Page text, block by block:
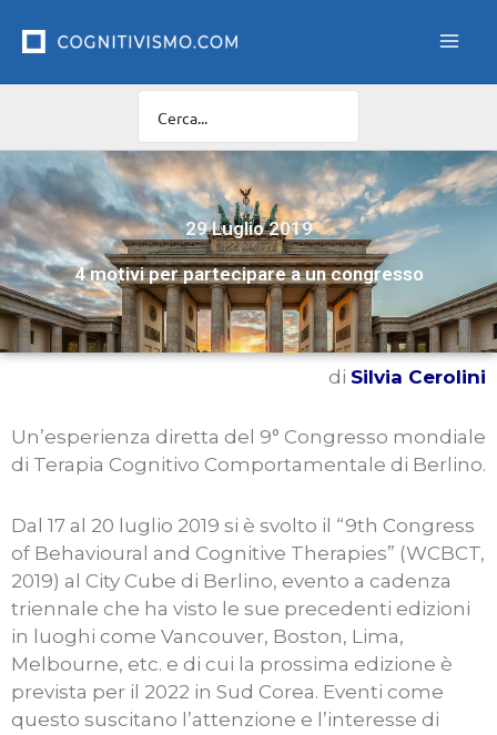
29 Luglio 2019
4 motivi per partecipare a un congresso
di Silvia Cerolini
Un’esperienza diretta del 9° Congresso mondiale
di Terapia Cognitivo Comportamentale di Berlino.
Dal 17 al 20 luglio 2019 si è svolto il “9th Congress
of Behavioural and Cognitive Therapies” (WCBCT,
2019) al City Cube di Berlino, evento a cadenza
triennale che ha visto le sue precedenti edizioni
in luoghi come Vancouver, Boston, Lima,
Melbourne, etc. e di cui la prossima edizione è
prevista per il 2022 in Sud Corea. Eventi come
questo suscitano l’attenzione e l’interesse di